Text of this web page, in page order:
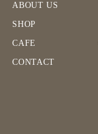
ABOUT US
SHOP
CAFE
CONTACT